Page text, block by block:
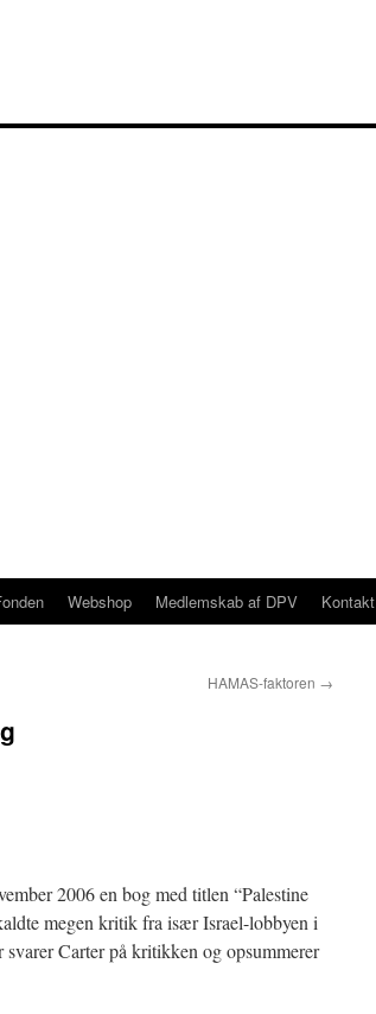
Webshop Medlemskab af DPV Kontakt
HAMAS-faktoren →
2006 en bog med titlen “Palestine
megen kritik fra især Israel-lobbyen i
Carter på kritikken og opsummerer